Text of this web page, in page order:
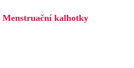
Menstruační kalhotky